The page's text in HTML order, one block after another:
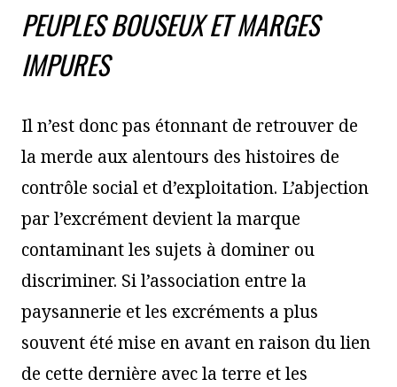
PEUPLES BOUSEUX ET MARGES
IMPURES
Il n’est donc pas étonnant de retrouver de
la merde aux alentours des histoires de
contrôle social et d’exploitation. L’abjection
par l’excrément devient la marque
contaminant les sujets à dominer ou
discriminer. Si l’association entre la
paysannerie et les excréments a plus
souvent été mise en avant en raison du lien
de cette dernière avec la terre et les